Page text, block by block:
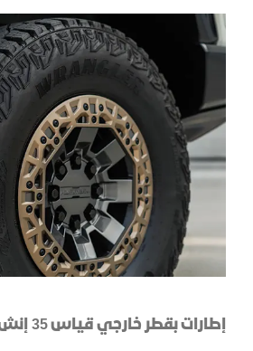
إطارات بقطر خارجي قياس 35 إنش